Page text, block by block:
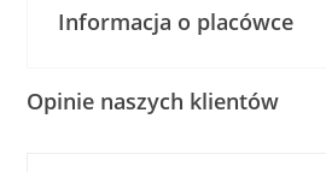
Informacja o placówce
Opinie naszych klientów